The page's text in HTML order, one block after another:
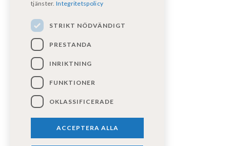
Följ oss på sociala medier!
tjänster. Integritetspolicy
STRIKT NÖDVÄNDIGT
PRESTANDA
INRIKTNING
FUNKTIONER
OKLASSIFICERADE
ACCEPTERA ALLA